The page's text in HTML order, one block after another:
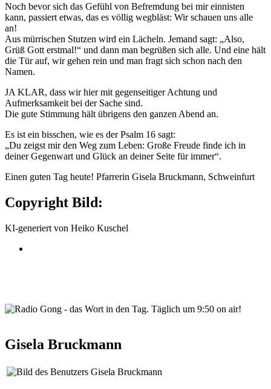
Noch bevor sich das Gefühl von Befremdung bei mir einnisten
kann, passiert etwas, das es völlig wegbläst: Wir schauen uns alle
an!
Aus mürrischen Stutzen wird ein Lächeln. Jemand sagt: „Also,
Grüß Gott erstmal!“ und dann man begrüßen sich alle. Und eine hält
die Tür auf, wir gehen rein und man fragt sich schon nach den
Namen.
JA KLAR, dass wir hier mit gegenseitiger Achtung und
Aufmerksamkeit bei der Sache sind.
Die gute Stimmung hält übrigens den ganzen Abend an.
Es ist ein bisschen, wie es der Psalm 16 sagt:
„Du zeigst mir den Weg zum Leben: Große Freude finde ich in
deiner Gegenwart und Glück an deiner Seite für immer“.
Einen guten Tag heute! Pfarrerin Gisela Bruckmann, Schweinfurt
Copyright Bild:
KI-generiert von Heiko Kuschel
Gisela Bruckmann